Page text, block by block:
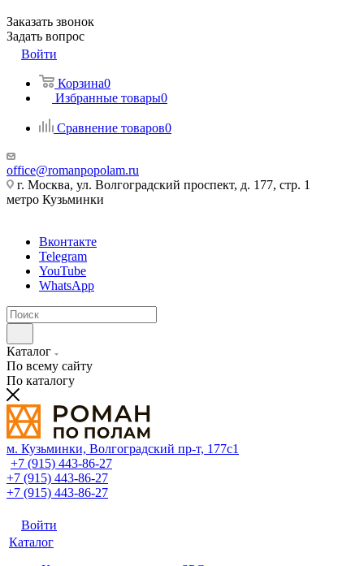
Заказать звонок
Задать вопрос
Войти
Корзина0
Избранные товары0
Сравнение товаров0
office@romanpopolam.ru
г. Москва, ул. Волгоградский проспект, д. 177, стр. 1
метро Кузьминки
Вконтакте
Telegram
YouTube
WhatsApp
Каталог
По всему сайту
По каталогу
м. Кузьминки, Волгоградский пр‑т, 177с1
+7 (915) 443-86-27
+7 (915) 443-86-27
+7 (915) 443-86-27
Войти
Каталог